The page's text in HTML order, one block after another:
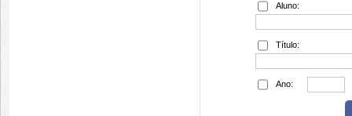
Aluno:
Título:
Ano: